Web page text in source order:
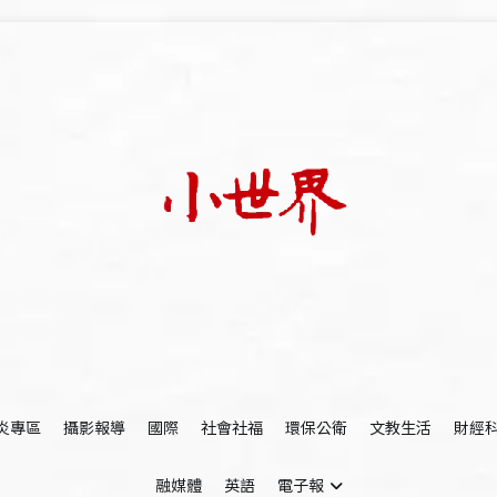
專區
攝影報導 國際 社會社福 環保公衛 文教生活 財經
融媒體 英語 電子報